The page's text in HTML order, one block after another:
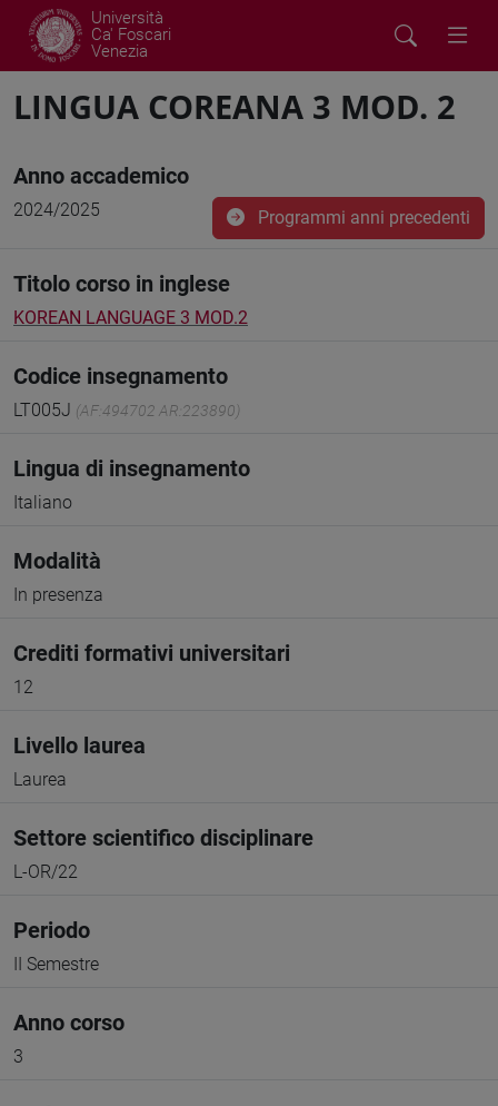
Università
Ca' Foscari
Venezia
LINGUA COREANA 3 MOD. 2
Anno accademico
2024/2025 Programmi anni precedenti
Titolo corso in inglese
KOREAN LANGUAGE 3 MOD.2
Codice insegnamento
LT005J (AF:494702 AR:223890)
Lingua di insegnamento
Italiano
Modalità
In presenza
Crediti formativi universitari
12
Livello laurea
Laurea
Settore scientifico disciplinare
L-OR/22
Periodo
II Semestre
Anno corso
3